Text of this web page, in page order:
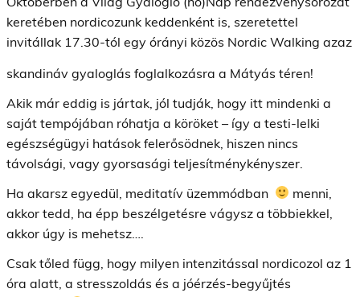
keretében nordicozunk keddenként is, szeretettel
invitállak 17.30-tól egy órányi közös Nordic Walking azaz
skandináv gyaloglás foglalkozásra a Mátyás téren!
Akik már eddig is jártak, jól tudják, hogy itt mindenki a
saját tempójában róhatja a köröket – így a testi-lelki
egészségügyi hatások felerősödnek, hiszen nincs
távolsági, vagy gyorsasági teljesítménykényszer.
Ha akarsz egyedül, meditatív üzemmódban
menni,
akkor tedd, ha épp beszélgetésre vágysz a többiekkel,
akkor úgy is mehetsz….
Csak tőled függ, hogy milyen intenzitással nordicozol az 1
óra alatt, a stresszoldás és a jóérzés-begyűjtés